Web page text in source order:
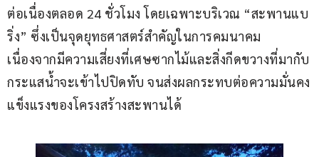
ต่อเนื่องตลอด 24 ชั่วโมง โดยเฉพาะบริเวณ “สะพานแบ
ริ่ง” ซึ่งเป็นจุดยุทธศาสตร์สำคัญในการคมนาคม
เนื่องจากมีความเสี่ยงที่เศษซากไม้และสิ่งกีดขวางที่มากับ
กระแสน้ำจะเข้าไปปิดทับ จนส่งผลกระทบต่อความมั่นคง
แข็งแรงของโครงสร้างสะพานได้